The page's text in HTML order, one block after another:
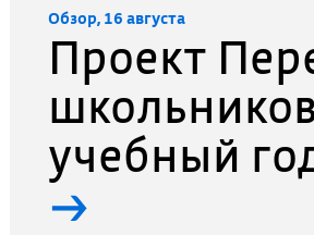
Обзор, 16 августа
Проект
учебный
→